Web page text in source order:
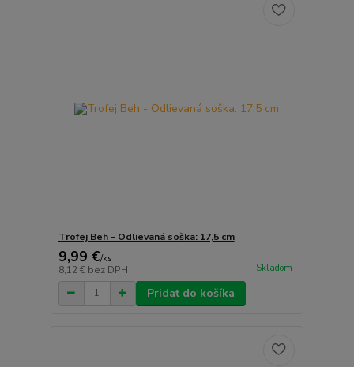
Trofej Beh - Odlievaná soška: 17,5 cm
9,99 €/ks
8,12 € bez DPH Skladom
Pridať do košíka